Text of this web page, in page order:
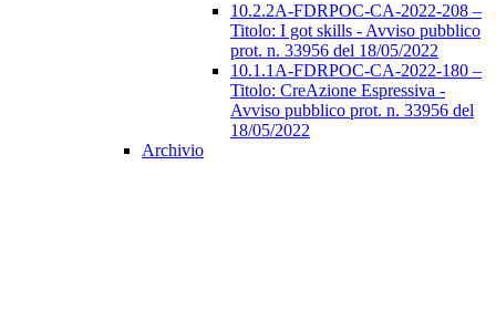
10.2.2A-FDRPOC-CA-2022-208 –
Titolo: I got skills - Avviso pubblico
prot. n. 33956 del 18/05/2022
10.1.1A-FDRPOC-CA-2022-180 –
Titolo: CreAzione Espressiva -
Avviso pubblico prot. n. 33956 del
18/05/2022
Archivio